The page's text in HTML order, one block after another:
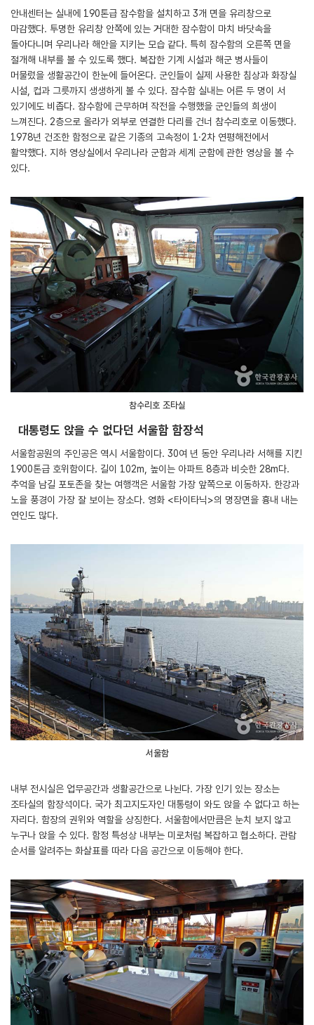
안내센터는 실내에 190톤급 잠수함을 설치하고 3개 면을 유리창으로
마감했다. 투명한 유리창 안쪽에 있는 거대한 잠수함이 마치 바닷속을
돌아다니며 우리나라 해안을 지키는 모습 같다. 특히 잠수함의 오른쪽 면을
절개해 내부를 볼 수 있도록 했다. 복잡한 기계 시설과 해군 병사들이
머물렀을 생활공간이 한눈에 들어온다. 군인들이 실제 사용한 침상과 화장실
시설, 컵과 그릇까지 생생하게 볼 수 있다. 잠수함 실내는 어른 두 명이 서
있기에도 비좁다. 잠수함에 근무하며 작전을 수행했을 군인들의 희생이
느껴진다. 2층으로 올라가 외부로 연결한 다리를 건너 참수리호로 이동했다.
1978년 건조한 함정으로 같은 기종의 고속정이 1·2차 연평해전에서
활약했다. 지하 영상실에서 우리나라 군함과 세계 군함에 관한 영상을 볼 수
있다.
참수리호 조타실
대통령도 앉을 수 없다던 서울함 함장석
서울함공원의 주인공은 역시 서울함이다. 30여 년 동안 우리나라 서해를 지킨
1900톤급 호위함이다. 길이 102m, 높이는 아파트 8층과 비슷한 28m다.
추억을 남길 포토존을 찾는 여행객은 서울함 가장 앞쪽으로 이동하자. 한강과
노을 풍경이 가장 잘 보이는 장소다. 영화 <타이타닉>의 명장면을 흉내 내는
연인도 많다.
서울함
내부 전시실은 업무공간과 생활공간으로 나뉜다. 가장 인기 있는 장소는
조타실의 함장석이다. 국가 최고지도자인 대통령이 와도 앉을 수 없다고 하는
자리다. 함장의 권위와 역할을 상징한다. 서울함에서만큼은 눈치 보지 않고
누구나 앉을 수 있다. 함정 특성상 내부는 미로처럼 복잡하고 협소하다. 관람
순서를 알려주는 화살표를 따라 다음 공간으로 이동해야 한다.